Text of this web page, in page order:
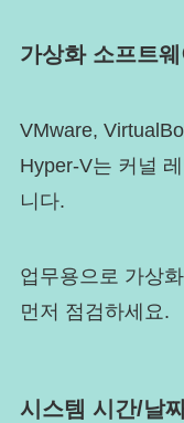
가상화 소프트
VMware,
Hyper-V는 커널
니다.
업무용으로 가상
먼저 점검하세요.
시스템 시간/날